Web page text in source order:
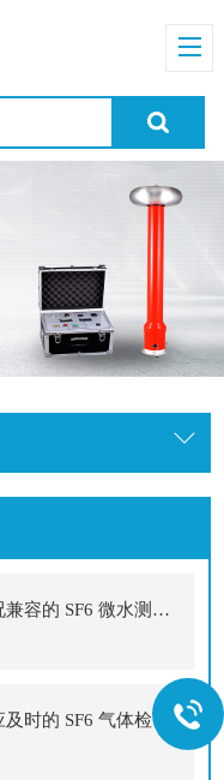
2026 年供应商靠谱商家怎选，工况兼容的 SF6 微水测试仪选购心得
2026 年供应商靠谱商家怎选，响应及时的 SF6 气体检漏仪供应商挑选经验